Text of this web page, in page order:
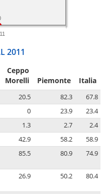
2011
Ceppo
Morelli
Piemonte Italia
20.5 82.3
67.8
0 23.9
23.4
1.3 2.7
2.4
42.9 58.2
58.9
85.5 80.9 74.9
26.9 50.2 80.4